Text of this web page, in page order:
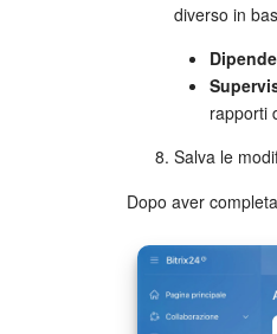
diverso in
rapporti
Salva le
Dopo aver